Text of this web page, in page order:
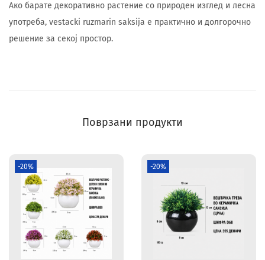
Ако барате декоративно растение со природен изглед и лесна
употреба, vestacki ruzmarin saksija е практично и долгорочно
решение за секој простор.
Поврзани продукти
-20% -20%